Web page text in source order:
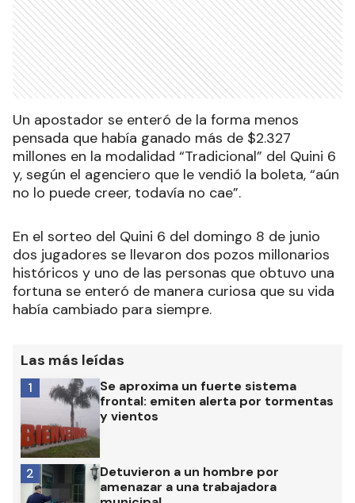
Un apostador se enteró de la forma menos
pensada que había ganado más de $2.327
millones en la modalidad “Tradicional” del Quini 6
y, según el agenciero que le vendió la boleta, “aún
no lo puede creer, todavía no cae”.
En el sorteo del Quini 6 del domingo 8 de junio
dos jugadores se llevaron dos pozos millonarios
históricos y uno de las personas que obtuvo una
fortuna se enteró de manera curiosa que su vida
había cambiado para siempre.
Las más leídas
Se aproxima un fuerte sistema
frontal: emiten alerta por tormentas
y vientos
1
Detuvieron a un hombre por
amenazar a una trabajadora
2